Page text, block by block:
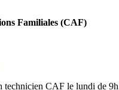
Familiales (CAF)
technicien CAF le lundi de